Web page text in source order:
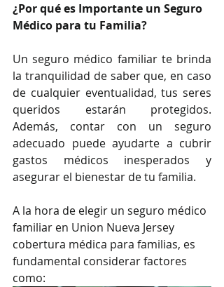
¿Por qué es Importante un Seguro
Médico para tu Familia?
Un seguro médico familiar te brinda
la tranquilidad de saber que, en caso
de cualquier eventualidad, tus seres
queridos estarán protegidos.
Además, contar con un seguro
adecuado puede ayudarte a cubrir
gastos médicos inesperados y
asegurar el bienestar de tu familia.
A la hora de elegir un seguro médico
familiar en Union Nueva Jersey
cobertura médica para familias, es
fundamental considerar factores
como: